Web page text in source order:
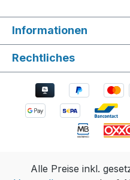
Informationen
Rechtliches
Alle Preise inkl.